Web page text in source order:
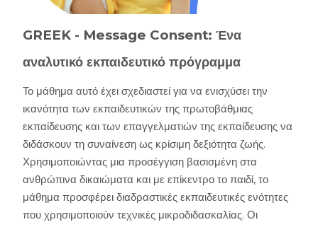
GREEK - Message Consent: Ένα
αναλυτικό εκπαιδευτικό πρόγραμμα
Το μάθημα αυτό έχει σχεδιαστεί για να ενισχύσει την
ικανότητα των εκπαιδευτικών της πρωτοβάθμιας
εκπαίδευσης και των επαγγελματιών της εκπαίδευσης να
διδάσκουν τη συναίνεση ως κρίσιμη δεξιότητα ζωής.
Χρησιμοποιώντας μια προσέγγιση βασισμένη στα
ανθρώπινα δικαιώματα και με επίκεντρο το παιδί, το
μάθημα προσφέρει διαδραστικές εκπαιδευτικές ενότητες
που χρησιμοποιούν τεχνικές μικροδιδασκαλίας. Οι